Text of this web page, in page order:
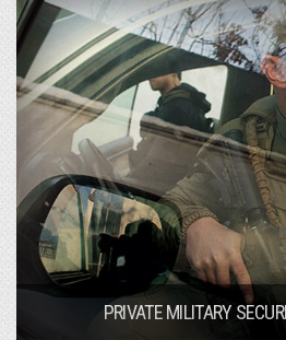
PRIVATE MILITARY